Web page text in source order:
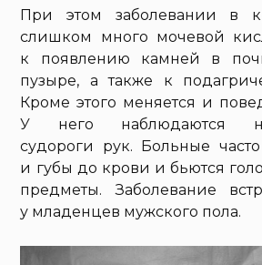
При этом заболевании в
слишком много мочевой
к появлению камней в
пузыре, а также к
Кроме этого меняется и
У него наблюдаются
судороги рук. Больные
и губы до крови и бьются
предметы. Заболевание
у младенцев мужского пола.